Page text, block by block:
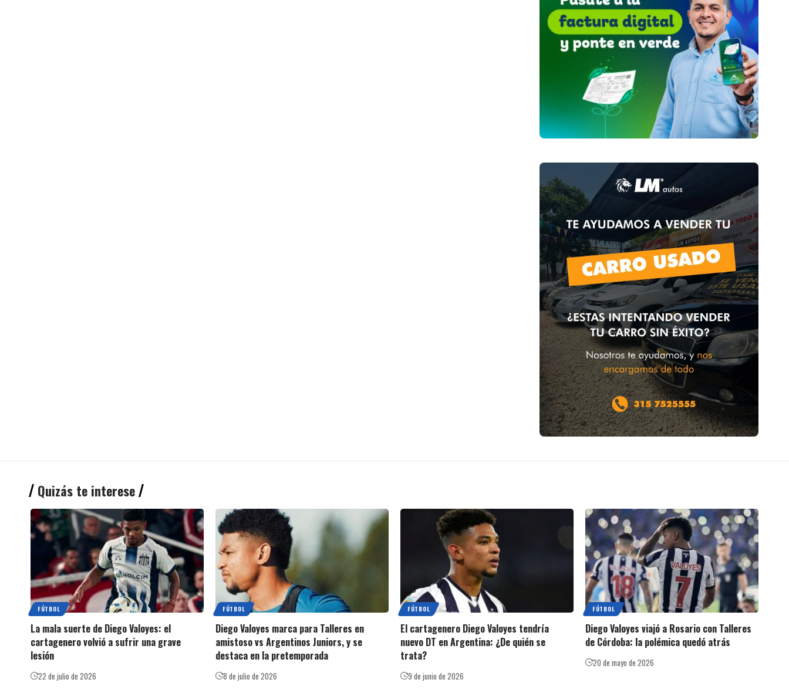
Quizás te interese
FÚTBOL
La mala suerte de Diego Valoyes: el
cartagenero volvió a sufrir una grave
lesión
22 de julio de 2026
FÚTBOL
Diego Valoyes marca para Talleres en
amistoso vs Argentinos Juniors, y se
destaca en la pretemporada
8 de julio de 2026
FÚTBOL
El cartagenero Diego Valoyes tendría
nuevo DT en Argentina: ¿De quién se
trata?
9 de junio de 2026
FÚTBOL
Diego Valoyes viajó a Rosario con Talleres
de Córdoba: la polémica quedó atrás
20 de mayo de 2026